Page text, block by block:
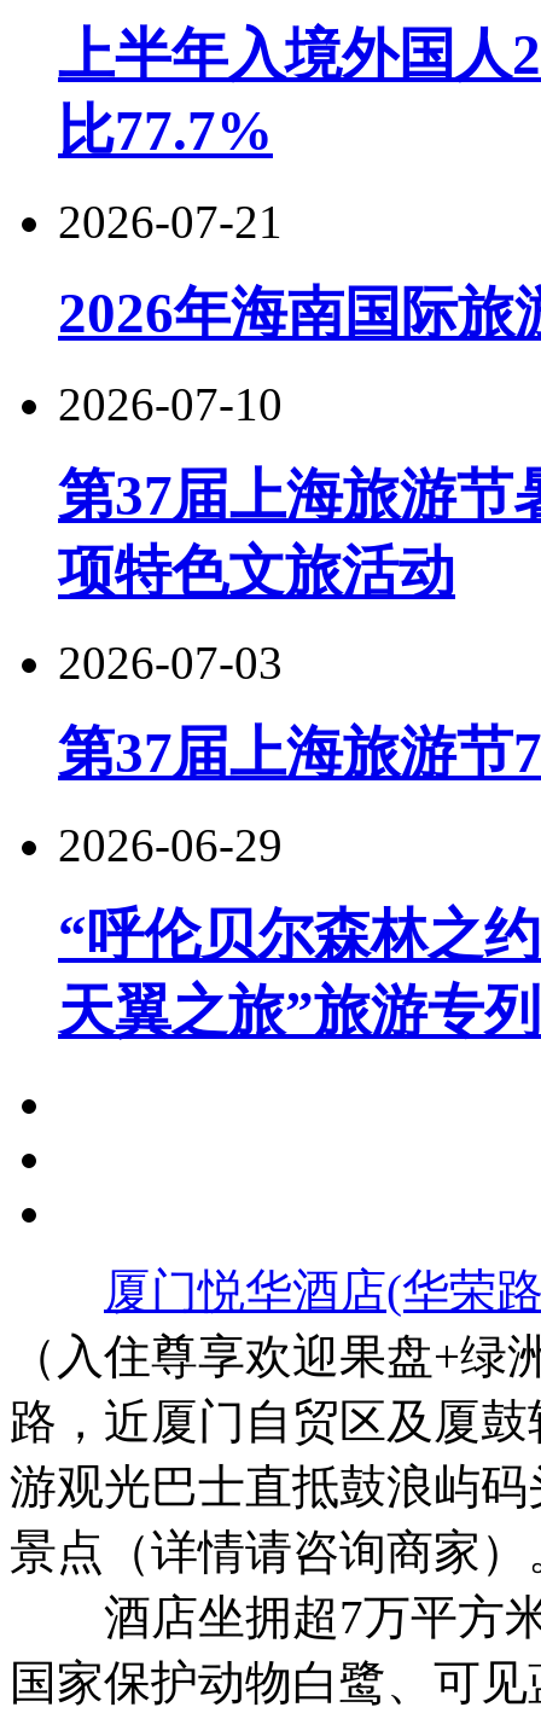
上半年入境外国人
比77.7%
2026-07-21
2026年海南国际
2026-07-10
第37届上海旅游节
项特色文旅活动
2026-07-03
第37届上海旅游节
2026-06-29
“呼伦贝尔森林之
天翼之旅”旅游专
厦门悦华酒店(华荣
（入住尊享欢迎果盘+
路，近厦门自贸区及厦
游观光巴士直抵鼓浪屿
景点（详情请咨询商家）
酒店坐拥超7万平方米
国家保护动物白鹭、可